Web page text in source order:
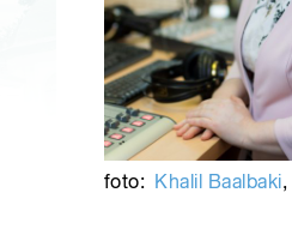
foto: Khalil Baalbaki,